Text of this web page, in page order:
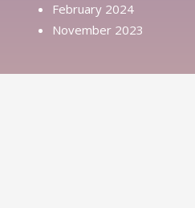
February 2024
November 2023